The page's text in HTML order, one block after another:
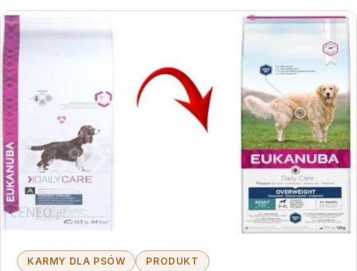
KARMY DLA PSÓW PRODUKT